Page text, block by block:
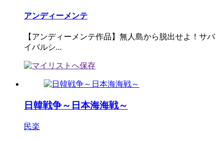
アンディーメンテ
【アンディーメンテ作品】無人島から脱出せよ！サバ
イバルシ...
日韓戦争～日本海海戦～
民楽